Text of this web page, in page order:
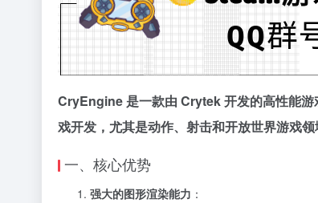
CryEngine 是一款由 Crytek 开发的高性能
戏开发，尤其是动作、射击和开放世界游戏领
一、核心优势
强大的图形渲染能力 ：